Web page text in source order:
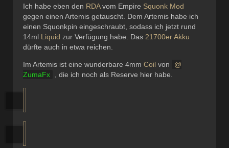
Ich habe eben den RDAvom Empire Squonk Mod
gegen einen Artemis getauscht. Dem Artemis habe ich
einen Squonkpin eingeschraubt, sodass ich jetzt rund
14ml Liquid zur Verfügung habe. Das 21700erAkku
dürfte auch in etwa reichen.
Im Artemis ist eine wunderbare 4mm Coil von
ZumaFx
, die ich noch als Reserve hier habe.